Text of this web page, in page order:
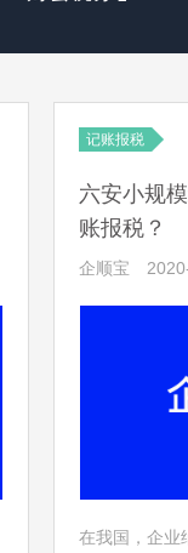
记账报税
六安小规
账报税？
企顺宝
在我国，企业